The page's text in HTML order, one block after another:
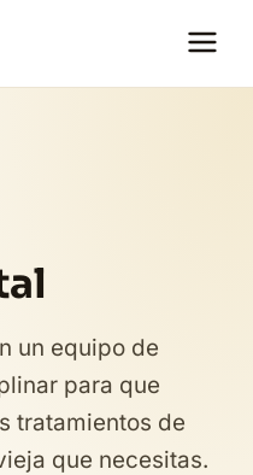
un equipo de
para que
tratamientos de
que necesitas.